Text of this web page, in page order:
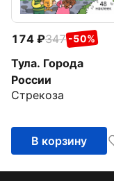
174 347 -50%
Тула. Города
России
Стрекоза
В корзину